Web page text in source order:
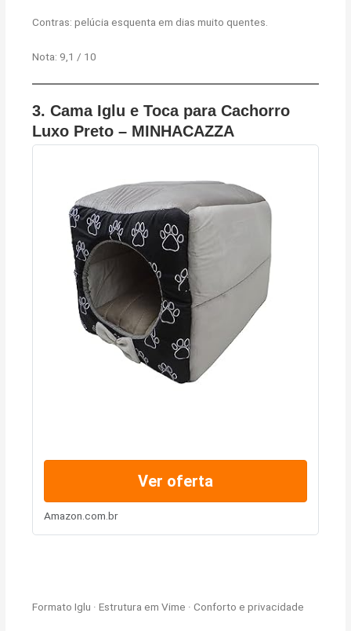
Contras: pelúcia esquenta em dias muito quentes.
Nota: 9,1 / 10
3.Cama Iglu e Toca para Cachorro
Luxo Preto – MINHACAZZA
Ver oferta
Amazon.com.br
Formato Iglu · Estrutura em Vime · Conforto e privacidade